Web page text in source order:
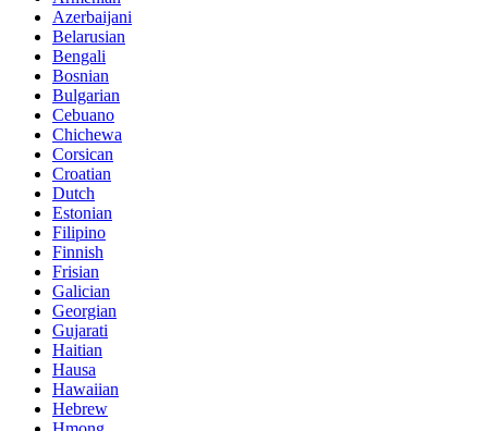
Azerbaijani
Belarusian
Bengali
Bosnian
Bulgarian
Cebuano
Chichewa
Corsican
Croatian
Dutch
Estonian
Filipino
Finnish
Frisian
Galician
Georgian
Gujarati
Haitian
Hausa
Hawaiian
Hebrew